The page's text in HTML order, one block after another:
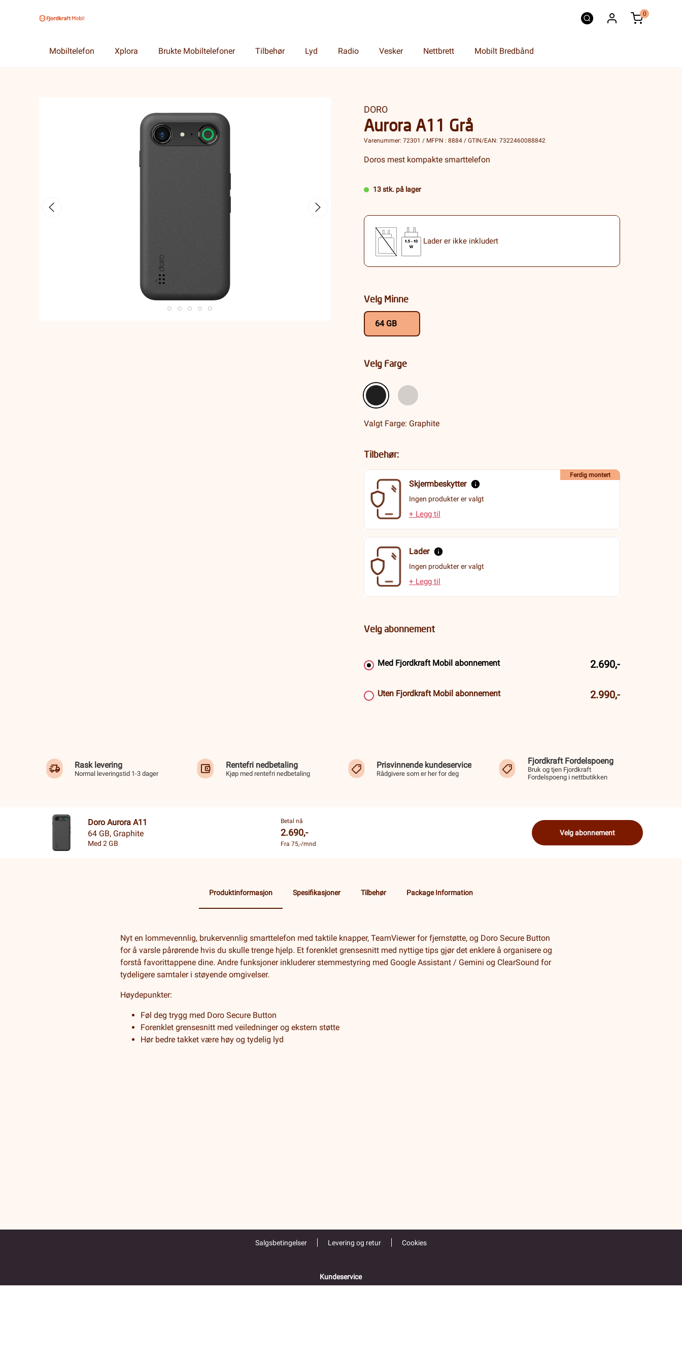
0
Mobiltelefon Xplora Brukte Mobiltelefoner Tilbehør Lyd Radio Vesker Nettbrett Mobilt Bredbånd
DORO
Aurora A11 Grå
Varenummer: 72301 / MFPN : 8884 / GTIN/EAN: 7322460088842
Doros mest kompakte smarttelefon
13 stk. på lager
Lader er ikke inkludert
Velg Minne
64 GB
Velg Farge
Valgt Farge: Graphite
Tilbehør:
Skjermbeskytter
Ingen produkter er valgt
Ferdig montert
+ Legg til
Lader
Ingen produkter er valgt
+ Legg til
Velg abonnement
Med Fjordkraft Mobil abonnement 2.690,-
Uten Fjordkraft Mobil abonnement 2.990,-
Rask levering
Normal leveringstid 1-3 dager
Rentefri nedbetaling
Kjøp med rentefri nedbetaling
Prisvinnende kundeservice
Rådgivere som er her for deg
Fjordkraft Fordelspoeng
Bruk og tjen Fjordkraft
Fordelspoeng i nettbutikken
Doro Aurora A11
64 GB, Graphite
Med 2 GB
Betal nå
2.690,-
Fra 75,-/mnd
Velg abonnement
Produktinformasjon Spesifikasjoner Tilbehør Package Information
Nyt en lommevennlig, brukervennlig smarttelefon med taktile knapper, TeamViewer for fjernstøtte, og Doro Secure Button
for å varsle pårørende hvis du skulle trenge hjelp. Et forenklet grensesnitt med nyttige tips gjør det enklere å organisere og
forstå favorittappene dine. Andre funksjoner inkluderer stemmestyring med Google Assistant / Gemini og ClearSound for
tydeligere samtaler i støyende omgivelser.
Høydepunkter:
Føl deg trygg med Doro Secure Button
Forenklet grensesnitt med veiledninger og ekstern støtte
Hør bedre takket være høy og tydelig lyd
Salgsbetingelser Levering og retur Cookies
Kundeservice